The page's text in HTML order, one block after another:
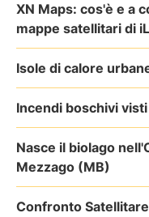
XN Maps: cos'è e a
mappe satellitari di
Isole di calore
Incendi boschivi
Nasce il biolago
Mezzago (MB)
Confronto